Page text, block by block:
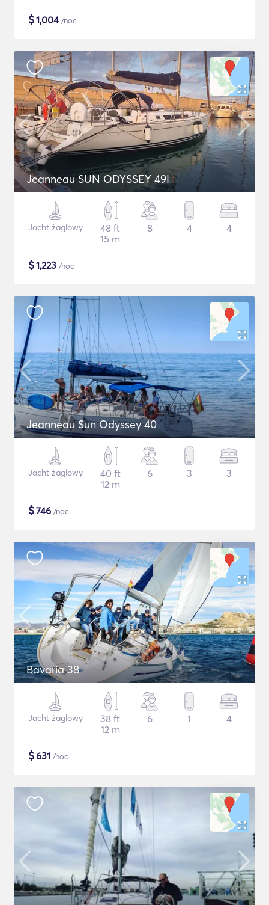
$1,004/noc
Jeanneau SUN ODYSSEY 49I
Jacht żaglowy
48 ft
15 m
8 4 4
$1,223 /noc
Jeanneau Sun Odyssey 40
Jacht żaglowy
40 ft
12 m
6 3 3
$746 /noc
Bavaria 38
Jacht żaglowy
38 ft
12 m
6 1 4
$631 /noc